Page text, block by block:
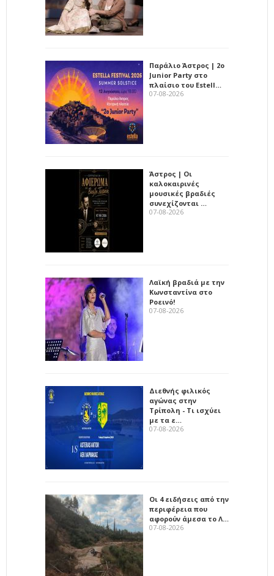
Παράλιο Άστρος | 2ο
Junior Party στο
πλαίσιο του Estell…
07-08-2026
Άστρος | Οι
καλοκαιρινές
μουσικές βραδιές
συνεχίζονται …
07-08-2026
Λαϊκή βραδιά με την
Κωνσταντίνα στο
Ροεινό!
07-08-2026
Διεθνής φιλικός
αγώνας στην
Τρίπολη - Τι ισχύει
με τα ε…
07-08-2026
Οι 4 ειδήσεις από την
περιφέρεια που
αφορούν άμεσα το Λ…
07-08-2026